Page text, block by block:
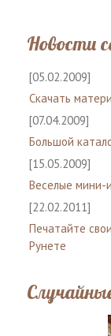
Новости
[05.02.2009]
Скачать
[07.04.2009]
Большой
[15.05.2009]
Веселые мини-
[22.02.2011]
Печатайте
Рунете